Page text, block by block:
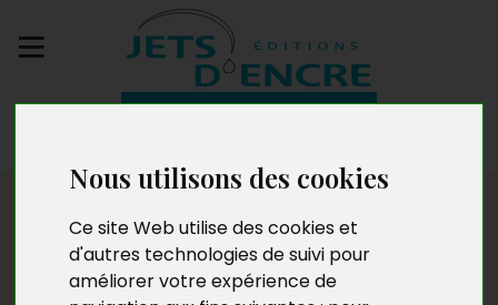
Nous utilisons des cookies
Ce site Web utilise des cookies et
d'autres technologies de suivi pour
améliorer votre expérience de
Salon